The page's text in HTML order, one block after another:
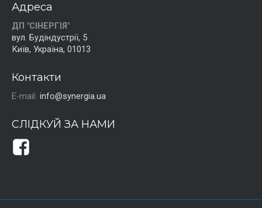
Адреса
ДП "СІНЕРГІЯ"
вул. Будіндустрії, 5
Київ, Україна, 01013
Контакти
E-mail: info@synergia.ua
СЛІДКУЙ ЗА НАМИ